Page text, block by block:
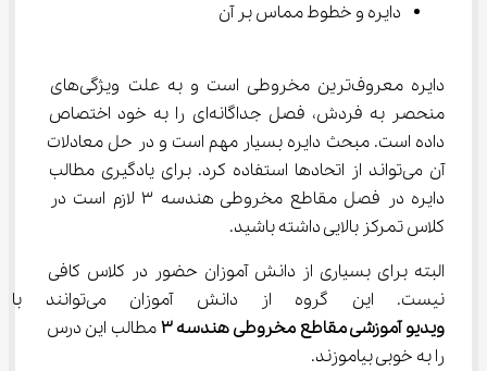
دایره و خطوط مماس بر آن
دایره معروف‌ترین مخروطی است و به علت ویژگی‌های
منحصر به فردش، فصل جداگانه‌ای را به خود اختصاص
داده است. مبحث دایره بسیار مهم است و در حل معادلات
آن می‌تواند از اتحادها استفاده کرد. برای یادگیری مطالب
دایره در فصل مقاطع مخروطی هندسه ۳ لازم است در
کلاس تمرکز بالایی داشته باشید.
البته برای بسیاری از دانش آموزان حضور در کلاس کافی
نیست. این گروه از دانش آموزان می‌توانند با مشاهده
ویدیو آموزشی مقاطع مخروطی هندسه ۳
مطالب این درس
را به خوبی بیاموزند.